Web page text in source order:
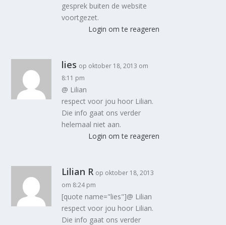
gesprek buiten de website
voortgezet.
Login om te reageren
lies op oktober 18, 2013 om
8:11 pm
@ Lilian
respect voor jou hoor Lilian.
Die info gaat ons verder
helemaal niet aan.
Login om te reageren
Lilian R op oktober 18, 2013
om 8:24 pm
[quote name="lies"]@ Lilian
respect voor jou hoor Lilian.
Die info gaat ons verder